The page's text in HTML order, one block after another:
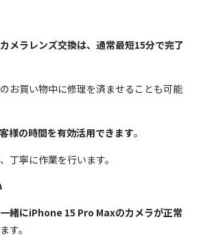
メラレンズ交換は、通常最短15分で完了
お買い物中に修理を済ませることも可能
様の時間を有効活用できます。
丁寧に作業を行います。
緒にiPhone 15 Pro Maxのカメラが正常
す。